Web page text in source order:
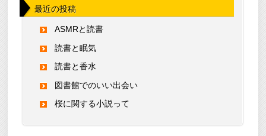
最近の投稿
ASMRと読書
読書と眠気
読書と香水
図書館でのいい出会い
桜に関する小説って